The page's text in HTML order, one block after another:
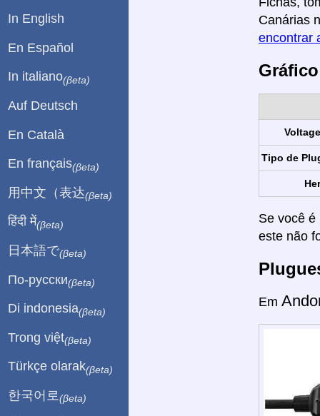
Canárias
encontrar
Tipo de
Se você é
este não
Em
In English
En Español
In italiano(βeta)
Auf Deutsch
En Català
En français(βeta)
用中文（表达(βeta)
हिंदी में(βeta)
日本語で(βeta)
По-русски(βeta)
Di indonesia(βeta)
Trong việt(βeta)
Türkçe olarak(βeta)
한국어로 (βeta)